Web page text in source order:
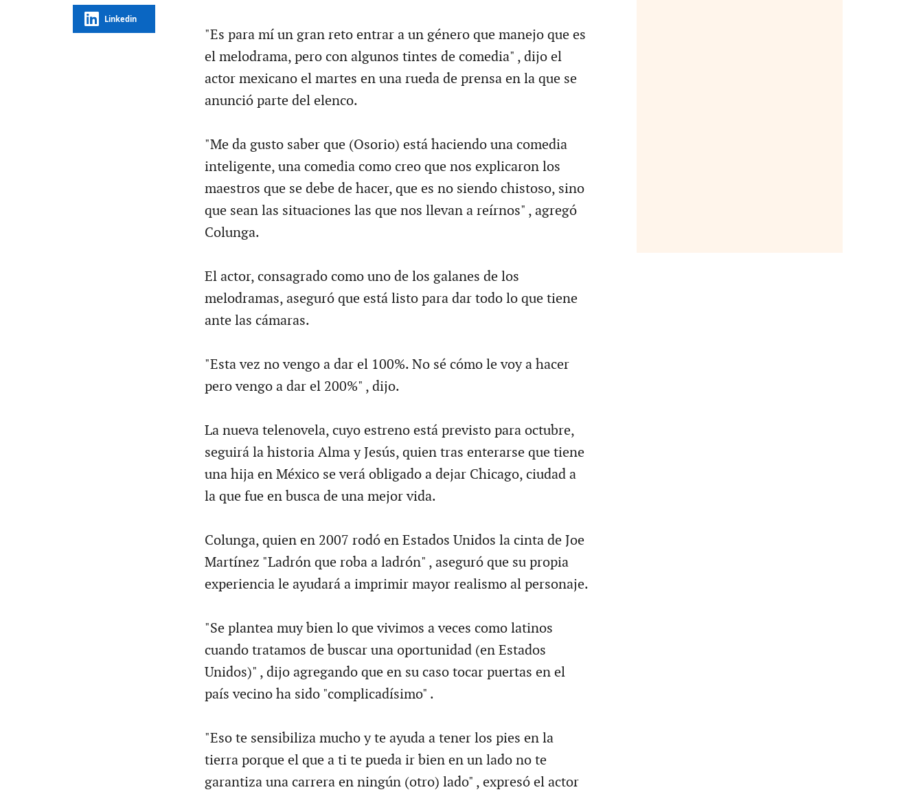
Linkedin
"Es para mí un gran reto entrar a un género que manejo que es
el melodrama, pero con algunos tintes de comedia" , dijo el
actor mexicano el martes en una rueda de prensa en la que se
anunció parte del elenco.
"Me da gusto saber que (Osorio) está haciendo una comedia
inteligente, una comedia como creo que nos explicaron los
maestros que se debe de hacer, que es no siendo chistoso, sino
que sean las situaciones las que nos llevan a reírnos" , agregó
Colunga.
El actor, consagrado como uno de los galanes de los
melodramas, aseguró que está listo para dar todo lo que tiene
ante las cámaras.
"Esta vez no vengo a dar el 100%. No sé cómo le voy a hacer
pero vengo a dar el 200%" , dijo.
La nueva telenovela, cuyo estreno está previsto para octubre,
seguirá la historia Alma y Jesús, quien tras enterarse que tiene
una hija en México se verá obligado a dejar Chicago, ciudad a
la que fue en busca de una mejor vida.
Colunga, quien en 2007 rodó en Estados Unidos la cinta de Joe
Martínez "Ladrón que roba a ladrón" , aseguró que su propia
experiencia le ayudará a imprimir mayor realismo al personaje.
"Se plantea muy bien lo que vivimos a veces como latinos
cuando tratamos de buscar una oportunidad (en Estados
Unidos)" , dijo agregando que en su caso tocar puertas en el
país vecino ha sido "complicadísimo" .
"Eso te sensibiliza mucho y te ayuda a tener los pies en la
tierra porque el que a ti te pueda ir bien en un lado no te
garantiza una carrera en ningún (otro) lado" , expresó el actor